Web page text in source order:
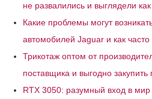
не развалились и выглядели
Какие проблемы могут
автомобилей Jaguar и как
Трикотаж оптом от
поставщика и выгодно
RTX 3050: разумный вход в